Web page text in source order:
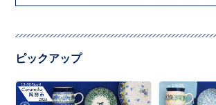
ピックアップ